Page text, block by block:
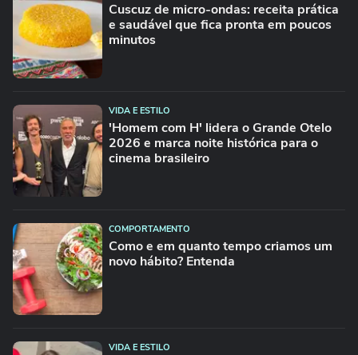
Cuscuz de micro-ondas: receita prática
e saudável que fica pronta em poucos
minutos
VIDA E ESTILO
'Homem com H' lidera o Grande Otelo
2026 e marca noite histórica para o
cinema brasileiro
COMPORTAMENTO
Como e em quanto tempo criamos um
novo hábito? Entenda
VIDA E ESTILO